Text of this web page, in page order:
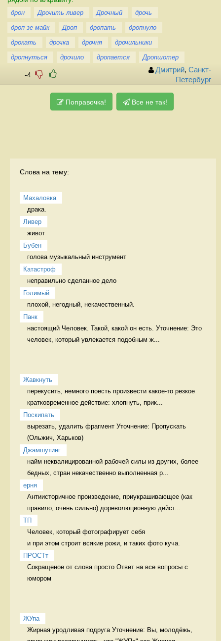
дрон Дрочить ливер Дрочный
дрочь
дроп зе майк
Дроп дропать
дропнуло
дрокать
дрочка дрочня
дрочильники
дропнуться
дрочило дропается Дропшотер
-4
Дмитрий, Санкт-
Петербург
Поправочка! Все не так!
Слова на тему:
Махаловка
драка.
Ливер
живот
Бубен
голова музыкальный инструмент
Катастроф
неправильно сделанное дело
Голимый
плохой, негодный, некачественный.
Панк
настоящий Человек. Такой, какой он есть. Уточнение: Это
человек, который увлекается подобным ж...
Жавкнуть
перекусить, немного поесть произвести какое-то резкое
кратковременное действие: хлопнуть, прик...
Поскипать
вырезать, удалить фрагмент Уточнение: Пропускать
Джамшутинг
найм неквалицированной рабочей силы из других, более
бедных, стран некачественно выполненная р...
ерня
Антиисторичное произведение, приукрашивающее (как
правило, очень сильно) дореволюционную дейст...
ТП
Человек, который фотографирует себя
и при этом строит всякие рожи, и таких фото куча.
ПРОСТт
Сокращеное от слова просто Ответ на все вопросы с
юмором
ЖУпа
Жирная уродливая подруга Уточнение: Вы, молодёжь,